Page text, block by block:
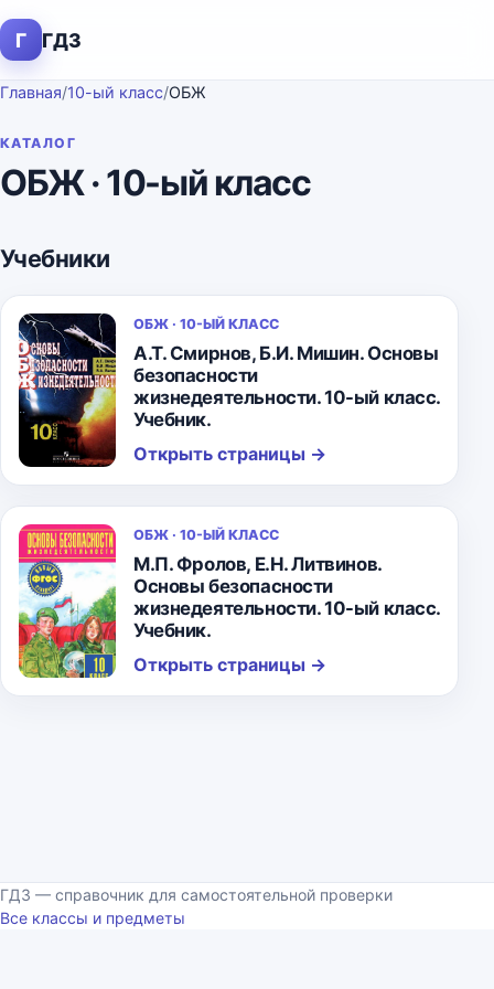
Г ГДЗ
Главная/10-ый класс/ОБЖ
КАТАЛОГ
ОБЖ · 10-ый класс
Учебники
ОБЖ · 10-ЫЙ КЛАСС
А.Т. Смирнов, Б.И. Мишин. Основы
безопасности
жизнедеятельности. 10-ый класс.
Учебник.
Открыть страницы →
ОБЖ · 10-ЫЙ КЛАСС
М.П. Фролов, Е.Н. Литвинов.
Основы безопасности
жизнедеятельности. 10-ый класс.
Учебник.
Открыть страницы →
ГДЗ — справочник для самостоятельной проверки
Все классы и предметы